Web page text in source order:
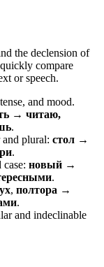
the declension of
compare
or speech.
and mood.
→ читаю,
.
plural: стол →
.
новый →
.
, полтора →
.
and indeclinable